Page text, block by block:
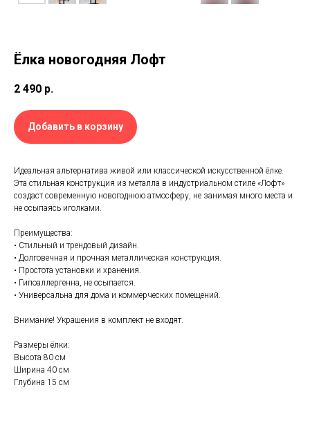
Ёлка новогодняя Лофт
2 490 р.
Добавить в корзину
Идеальная альтернатива живой или классической искусственной ёлке.
Эта стильная конструкция из металла в индустриальном стиле «Лофт»
создаст современную новогоднюю атмосферу, не занимая много места и
не осыпаясь иголками.
Преимущества:
• Стильный и трендовый дизайн.
• Долговечная и прочная металлическая конструкция.
• Простота установки и хранения.
• Гипоаллергенна, не осыпается.
• Универсальна для дома и коммерческих помещений.
Внимание! Украшения в комплект не входят.
Размеры ёлки:
Высота 80 см
Ширина 40 см
Глубина 15 см